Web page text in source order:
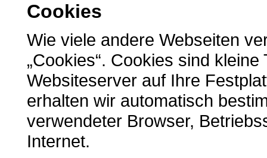
Cookies
Wie viele andere Webseiten
„Cookies“. Cookies sind
Websiteserver auf Ihre
erhalten wir automatisch
verwendeter Browser,
Internet.